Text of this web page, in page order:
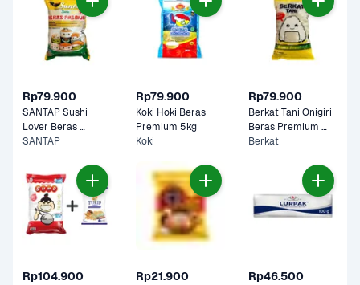
Rp79.900
SANTAP Sushi
Lover Beras
Premium 5kg
SANTAP
Rp79.900
Koki Hoki Beras
Premium 5kg
Koki
Rp79.900
Berkat Tani Onigiri
Beras Premium
5kg
Berkat
Rp104.900 Rp21.900 Rp46.500